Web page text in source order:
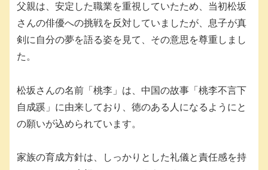
父親は、安定した職業を重視していたため、当初松坂
さんの俳優への挑戦を反対していましたが、息子が真
剣に自分の夢を語る姿を見て、その意思を尊重しまし
た。
松坂さんの名前「桃李」は、中国の故事「桃李不言下
自成蹊」に由来しており、徳のある人になるようにと
の願いが込められています。
家族の育成方針は、しっかりとした礼儀と責任感を持